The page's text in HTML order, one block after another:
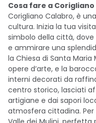
Cosa fare a Corigliano
Corigliano Calabro, è
cultura. Inizia la tua
simbolo della città,
e ammirare una
la Chiesa di Santa
opere d’arte, e la
interni decorati da
centro storico, lasciati
artigiane e dai sapori
atmosfera cittadina.